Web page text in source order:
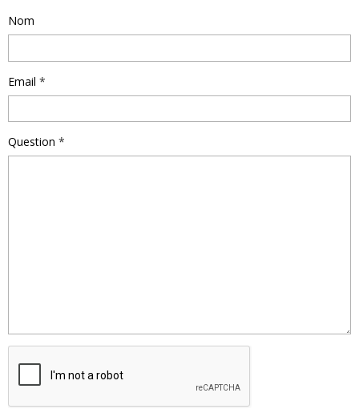
Nom
Email
Question